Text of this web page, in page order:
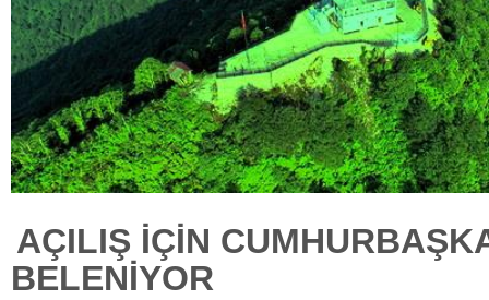
AÇILIŞ İÇİN
BELENİYOR